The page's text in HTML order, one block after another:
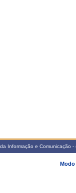
Informação e
Modo